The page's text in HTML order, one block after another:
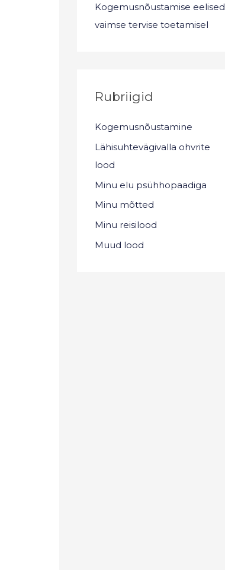
Kogemusnõustamise eelised
vaimse tervise toetamisel
Rubriigid
Kogemusnõustamine
Lähisuhtevägivalla ohvrite
lood
Minu elu psühhopaadiga
Minu mõtted
Minu reisilood
Muud lood